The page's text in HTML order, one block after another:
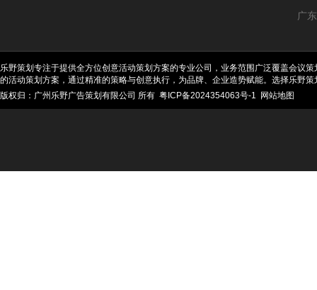
广
乐野策划专注于提供全方位创意活动策划方案的专业公司，业务范围广泛覆盖会议
的活动策划方案，通过精准的策略与创意执行，为品牌、企业造势赋能。选择乐野
版权归：广州乐野广告策划有限公司 所有 粤ICP备2024354063号-1 网站地图